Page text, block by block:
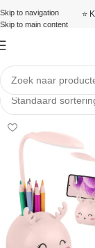
Skip to navigation
Skip to main content
⭐
Nachtlampen